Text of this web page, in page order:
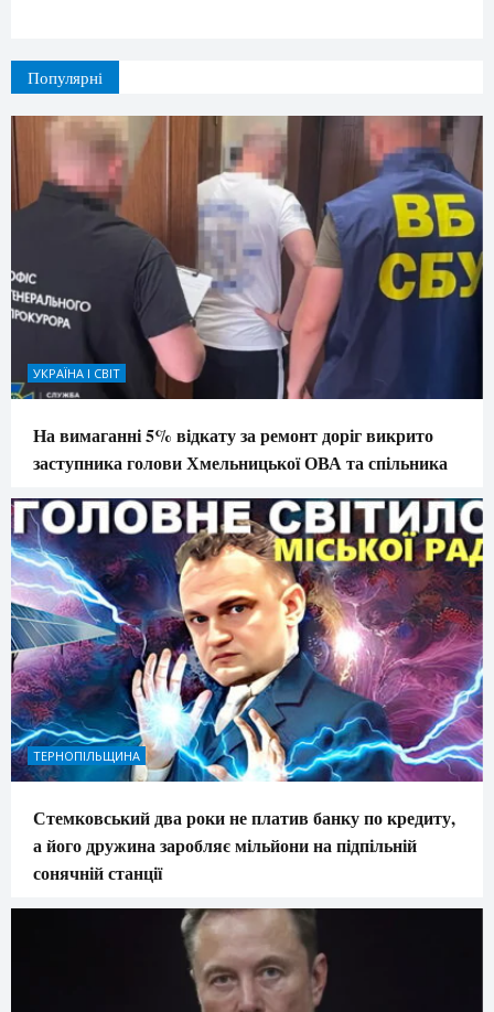
Популярні
УКРАЇНА І СВІТ
На вимаганні 5% відкату за ремонт доріг викрито
заступника голови Хмельницької ОВА та спільника
ТЕРНОПІЛЬЩИНА
Стемковський два роки не платив банку по кредиту,
а його дружина заробляє мільйони на підпільній
сонячній станції